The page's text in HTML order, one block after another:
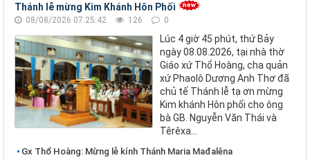
Thánh lễ mừng Kim Khánh Hôn Phối
08/08/2026 07:25:42 126 0
Lúc 4 giờ 45 phút, thứ Bảy
ngày 08.08.2026, tại nhà thờ
Giáo xứ Thổ Hoàng, cha quản
xứ Phaolô Dương Anh Thơ đã
chủ tế Thánh lễ tạ ơn mừng
Kim khánh Hôn phối cho ông
bà GB. Nguyễn Văn Thái và
Têrêxa...
Gx Thổ Hoàng: Mừng lễ kính Thánh Maria Mađalêna